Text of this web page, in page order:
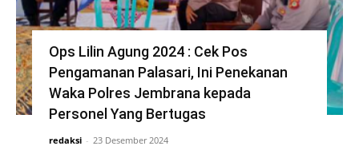
Ops Lilin Agung 2024 : Cek Pos
Pengamanan Palasari, Ini Penekanan
Waka Polres Jembrana kepada
Personel Yang Bertugas
redaksi - 23 Desember 2024